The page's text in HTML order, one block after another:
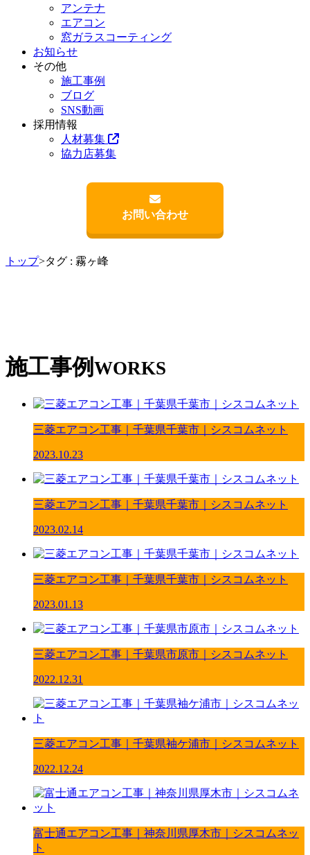
アンテナ
エアコン
窓ガラスコーティング
お知らせ
その他
施工事例
ブログ
SNS動画
採用情報
人材募集
協力店募集
お問い合わせ
トップ>タグ : 霧ヶ峰
施工事例 WORKS
三菱エアコン工事｜千葉県千葉市｜シスコムネット
2023.10.23
三菱エアコン工事｜千葉県千葉市｜シスコムネット
2023.02.14
三菱エアコン工事｜千葉県千葉市｜シスコムネット
2023.01.13
三菱エアコン工事｜千葉県市原市｜シスコムネット
2022.12.31
三菱エアコン工事｜千葉県袖ケ浦市｜シスコムネット
2022.12.24
富士通エアコン工事｜神奈川県厚木市｜シスコムネッ
ト